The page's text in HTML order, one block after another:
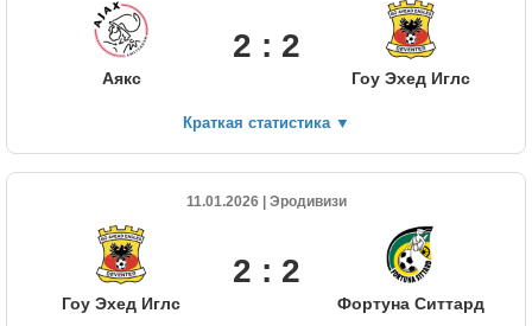
Аякс
2 : 2
Гоу Эхед Иглс
Краткая статистика ▼
11.01.2026 | Эродивизи
Гоу Эхед Иглс
2 : 2
Фортуна Ситтард